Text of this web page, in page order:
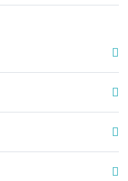
at an adult audience. Children
of our crew will always be on
Southampton City Council